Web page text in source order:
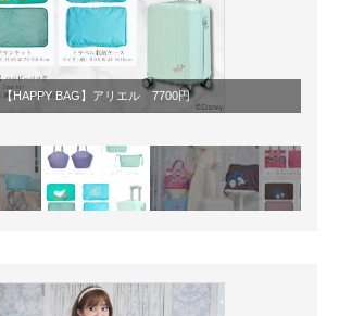
【HAPPY BAG】アリエル 7700円